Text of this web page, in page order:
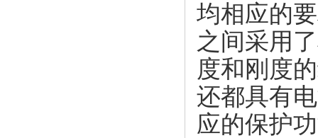
均相应的
之间采用
度和刚度
还都具有
应的保护